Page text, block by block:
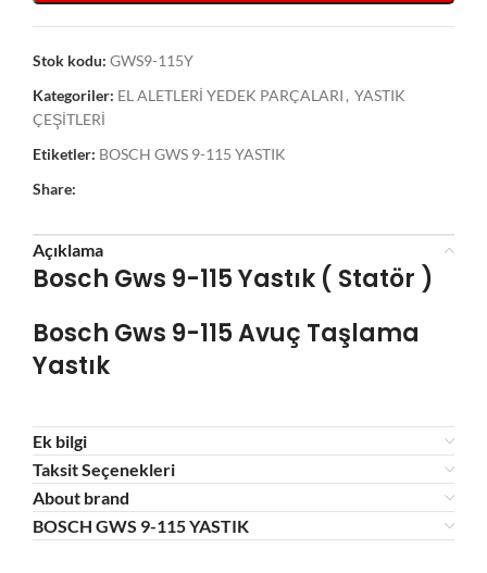
Stok kodu: GWS9-115Y
Kategoriler: EL ALETLERİ YEDEK PARÇALARI , YASTIK
ÇEŞİTLERİ
Etiketler: BOSCH GWS 9-115 YASTIK
Share:
Açıklama
Bosch Gws 9-115 Yastık ( Statör )
Bosch Gws 9-115 Avuç Taşlama
Yastık
Ek bilgi
Taksit Seçenekleri
About brand
BOSCH GWS 9-115 YASTIK